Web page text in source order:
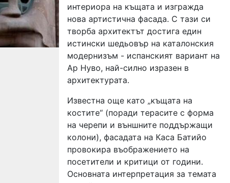
интериора на къщата и изгражда
нова артистична фасада. С тази си
творба архитектът достига един
истински шедьовър на каталонския
модернизъм - испанският вариант на
Ар Нуво, най-силно изразен в
архитектурата.
Известна още като „къщата на
костите“ (поради терасите с форма
на черепи и външните поддържащи
колони), фасадата на Каса Батийо
провокира въображението на
посетители и критици от години.
Основната интерпретация за темата